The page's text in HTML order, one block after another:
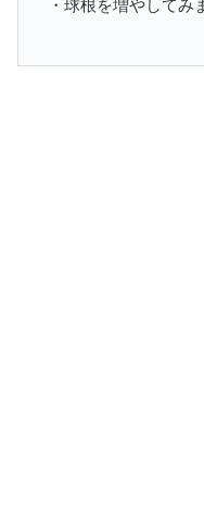
・球根を増やしてみ